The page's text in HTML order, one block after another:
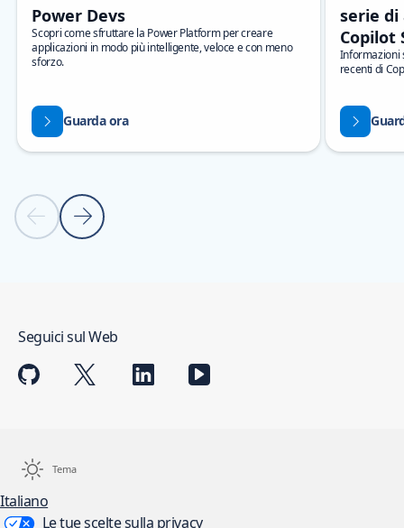
Previous slide
Next slide
Power Devs
Scopri come sfruttare la Power Platform per creare
applicazioni in modo più intelligente, veloce e con meno
sforzo.
Guarda ora
serie
Copilot
Informazioni
recenti di
Seguici sul Web
Tema
Italiano
Le tue scelte sulla privacy